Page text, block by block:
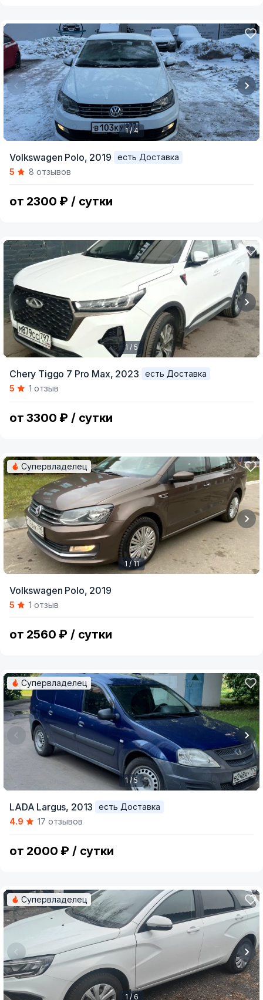
of
1 / 4
Volkswagen Polo, 2019
есть Доставка
5
8 отзывов
от 2300 ₽ / сутки
of
1 / 5
Chery Tiggo 7 Pro Max, 2023
есть Доставка
5
1 отзыв
от 3300 ₽ / сутки
of
Супервладелец
1 / 11
Volkswagen Polo, 2019
5 1 отзыв
от 2560 ₽ / сутки
of
Супервладелец
1 / 5
LADA Largus, 2013
есть Доставка
4.9
17 отзывов
от 2000 ₽ / сутки
Супервладелец
1 / 6